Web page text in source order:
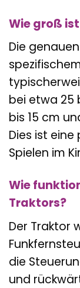
Wie groß
Die
bei etwa 25
bis 15 cm
Dies ist
Spielen im
Wie
Traktors?
Der Traktor
die
und